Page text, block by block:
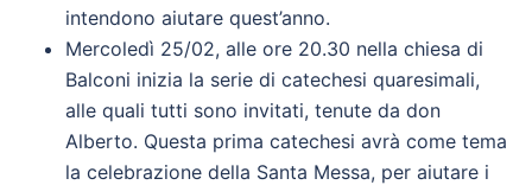
intendono aiutare quest’anno.
Mercoledì 25/02, alle ore 20.30 nella chiesa di
Balconi inizia la serie di catechesi quaresimali,
alle quali tutti sono invitati, tenute da don
Alberto. Questa prima catechesi avrà come tema
la celebrazione della Santa Messa, per aiutare i